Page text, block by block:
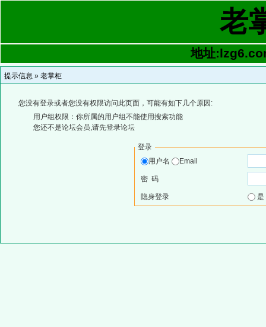
老
地址
提示信息 » 老掌柜
您没有登录或者您没有权限访问此页面，可能有如下几个原因:
用户组权限：你所属的用户组不能使用搜索功能
您还不是论坛会员,请先登录论坛
登录
用户名
Email
密 码
隐身登录